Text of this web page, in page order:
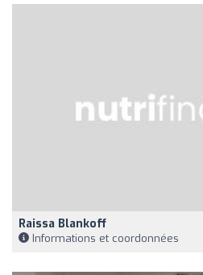
Raissa Blankoff
Informations et coordonnées